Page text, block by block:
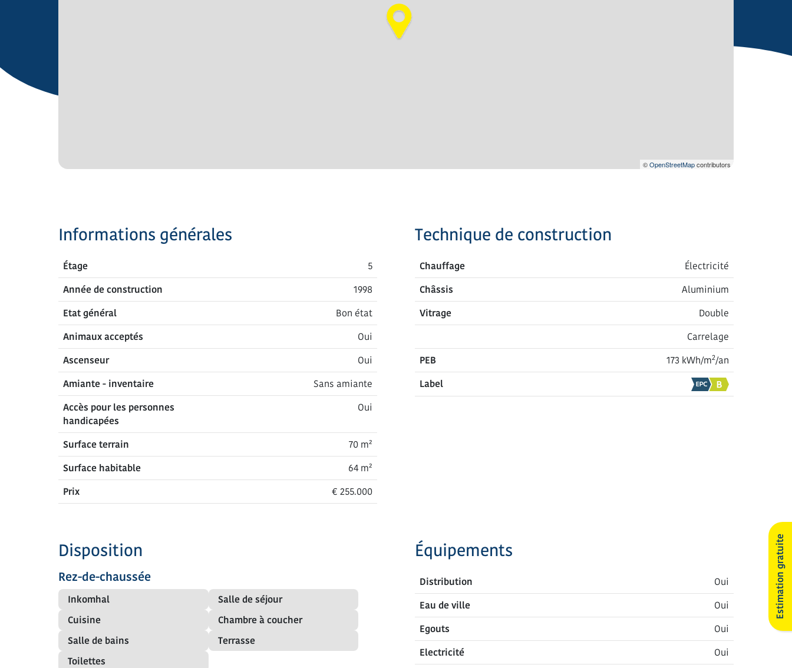
©OpenStreetMapcontributors
Informations générales
Étage
5
Année de construction
1998
Etat général
Bon état
Animaux acceptés
Oui
Ascenseur
Oui
Amiante - inventaire
Sans amiante
Accès pour les personnes
handicapées
Oui
Surface terrain
70 m²
Surface habitable
64 m²
Prix
€ 255.000
Technique de construction
Chauffage
Électricité
Châssis
Aluminium
Vitrage
Double
Carrelage
PEB
173 kWh/m2/an
Label
Disposition
Rez-de-chaussée
Inkomhal
Salle de séjour
Cuisine
Chambre à coucher
Salle de bains
Terrasse
Toilettes
Équipements
Distribution
Oui
Eau de ville
Oui
Egouts
Oui
Electricité
Oui
Estimation gratuite